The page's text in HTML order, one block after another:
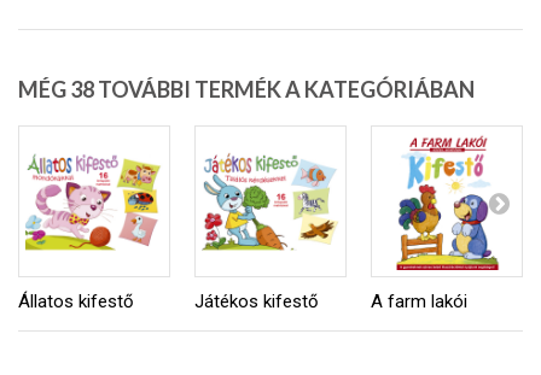
MÉG 38 TOVÁBBI TERMÉK A KATEGÓRIÁBAN
Állatos kifestő Játékos kifestő A farm lakói